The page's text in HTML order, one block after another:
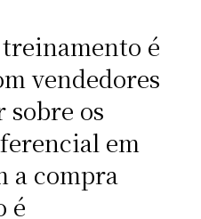
treinamento é
vendedores
sobre os
em
a compra
é